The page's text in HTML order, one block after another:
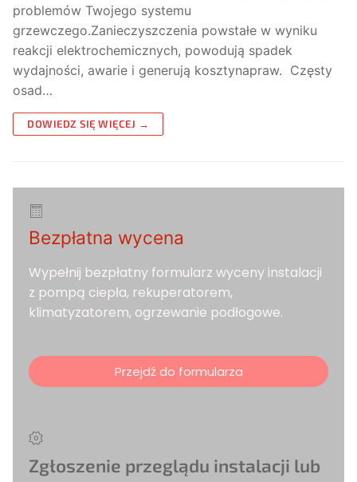
problemów Twojego systemu
grzewczego.Zanieczyszczenia powstałe w wyniku
reakcji elektrochemicznych, powodują spadek
wydajności, awarie i generują kosztynapraw. Częsty
osad…
DOWIEDZ SIĘ WIĘCEJ →
Bezpłatna wycena
Wypełnij bezpłatny formularz wyceny instalacji
z pompą ciepła, rekuperatorem,
klimatyzatorem, ogrzewanie podłogowe.
Przejdź do formularza
Zgłoszenie przeglądu instalacji lub